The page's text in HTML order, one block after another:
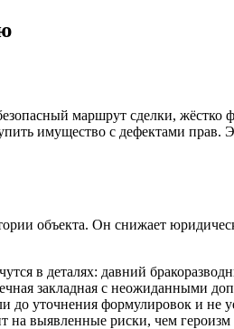
маршрут сделки, жёстко
имущество с дефектами
объекта. Он снижает
в деталях: давний
закладная с неожиданными
уточнения формулировок и не
на выявленные риски, чем